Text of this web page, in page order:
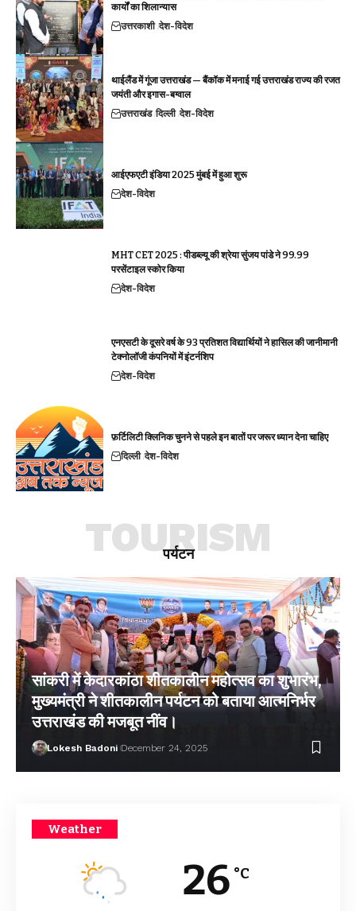
कार्यों का शिलान्यास
उत्तरकाशी देश-विदेश
थाईलैंड में गूंजा उत्तराखंड — बैंकॉक में मनाई गई उत्तराखंड राज्य की रजत
जयंती और इगास-बग्वाल
उत्तराखंड दिल्ली देश-विदेश
आईएफएटी इंडिया 2025 मुंबई में हुआ शुरू
देश-विदेश
MHT CET 2025 : पीडब्ल्यू की श्रेया सुंजय पांडे ने 99.99
परसेंटाइल स्कोर किया
देश-विदेश
एनएसटी के दूसरे वर्ष के 93 प्रतिशत विद्यार्थियों ने हासिल की जानीमानी
टेक्नोलॉजी कंपनियों में इंटर्नशिप
देश-विदेश
फ़र्टिलिटी क्लिनिक चुनने से पहले इन बातों पर जरूर ध्यान देना चाहिए
दिल्ली देश-विदेश
पर्यटन
TOURISM
सांकरी में केदारकांठा शीतकालीन महोत्सव का शुभारंभ,
मुख्यमंत्री ने शीतकालीन पर्यटन को बताया आत्मनिर्भर
उत्तराखंड की मजबूत नींव।
Lokesh Badoni December 24, 2025
Weather
26 °C